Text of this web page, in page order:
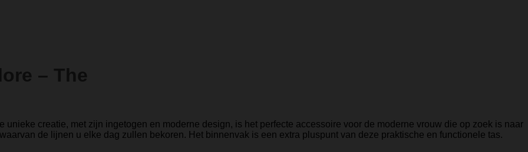
– The
creatie, met zijn ingetogen en moderne design, is het perfecte accessoire voor de moderne vrouw die op zoek is naar
de lijnen u elke dag zullen bekoren. Het binnenvak is een extra pluspunt van deze praktische en functionele tas.